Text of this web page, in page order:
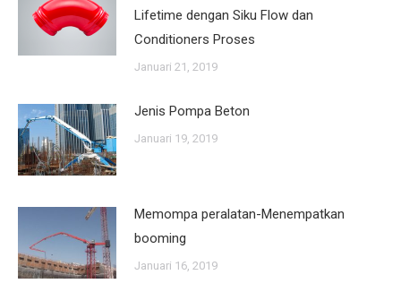
Lifetime dengan Siku Flow dan
Conditioners Proses
Januari 21, 2019
Jenis Pompa Beton
Januari 19, 2019
Memompa peralatan-Menempatkan
booming
Januari 16, 2019